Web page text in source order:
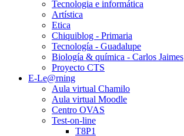
Tecnologia e informática
Artística
Etica
Chiquiblog - Primaria
Tecnología - Guadalupe
Biología & química - Carlos Jaimes
Proyecto CTS
E-Le@rning
Aula virtual Chamilo
Aula virtual Moodle
Centro OVAS
Test-on-line
T8P1